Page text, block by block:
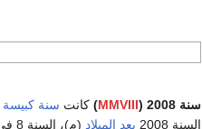
سنة 2008 ( MMVIII
) كانت سنة كبيسة
السنة 2008
بعد الميلاد (م)، السنة 8 في